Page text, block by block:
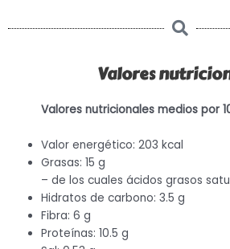
Valores
Valores nutricionales medios por
Valor energético: 203 kcal
Grasas: 15 g
– de los cuales ácidos grasos
Hidratos de carbono: 3.5 g
Fibra: 6 g
Proteínas: 10.5 g